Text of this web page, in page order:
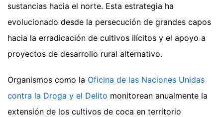
sustancias hacia el norte. Esta estrategia ha
evolucionado desde la persecución de grandes capos
hacia la erradicación de cultivos ilícitos y el apoyo a
proyectos de desarrollo rural alternativo.
Organismos como la Oficina de las Naciones Unidas
contra la Droga y el Delito monitorean anualmente la
extensión de los cultivos de coca en territorio